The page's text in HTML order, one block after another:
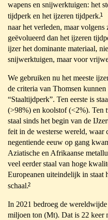
wapens en snijwerktuigen: het
tijdperk en het ijzeren tijdperk.1
naar het verleden, maar
geëvolueerd dan het ijzeren
ijzer het dominante materiaal,
snijwerktuigen, maar voor
We gebruiken nu het meeste
de criteria van Thomsen
“Staaltijdperk”. Ten eerste is
(>98%) en koolstof (<2%). Ten
staal sinds het begin van de
feit in de westerse wereld, waar
negentiende eeuw op gang
Aziatische en Afrikaanse
veel eerder staal van hoge
Europeanen uiteindelijk in staat
schaal.2
In 2021 bedroeg de
miljoen ton (Mt). Dat is 22 keer